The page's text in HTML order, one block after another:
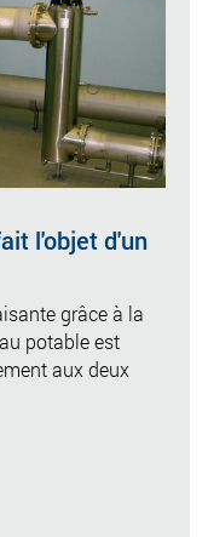
l'objet d'un
grâce à la
potable est
aux deux